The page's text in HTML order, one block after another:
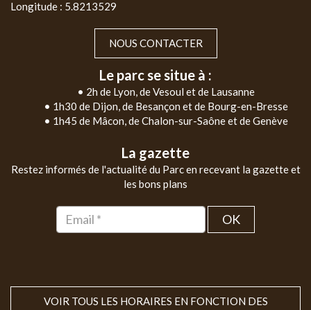
Longitude : 5.8213529
NOUS CONTACTER
Le parc se situe à :
• 2h de Lyon, de Vesoul et de Lausanne
• 1h30 de Dijon, de Besançon et de Bourg-en-Bresse
• 1h45 de Mâcon, de Chalon-sur-Saône et de Genève
La gazette
Restez informés de l'actualité du Parc en recevant la gazette et
les bons plans
OK
VOIR TOUS LES HORAIRES EN FONCTION DES